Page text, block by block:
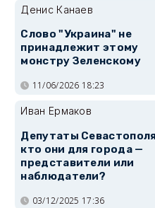
Денис Канаев
Слово "Украина" не
принадлежит этому
монстру Зеленскому
11/06/2026 18:23
Иван Ермаков
Депутаты
кто они для города —
представители или
наблюдатели?
03/12/2025 17:36